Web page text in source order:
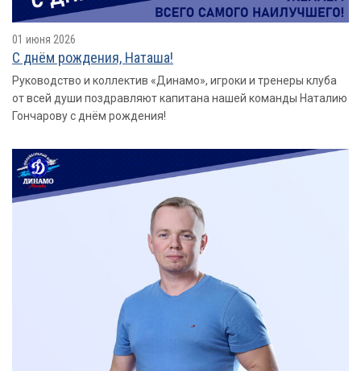
01 июня 2026
С днём рождения, Наташа!
Руководство и коллектив «Динамо», игроки и тренеры клуба
от всей души поздравляют капитана нашей команды Наталию
Гончарову с днём рождения!